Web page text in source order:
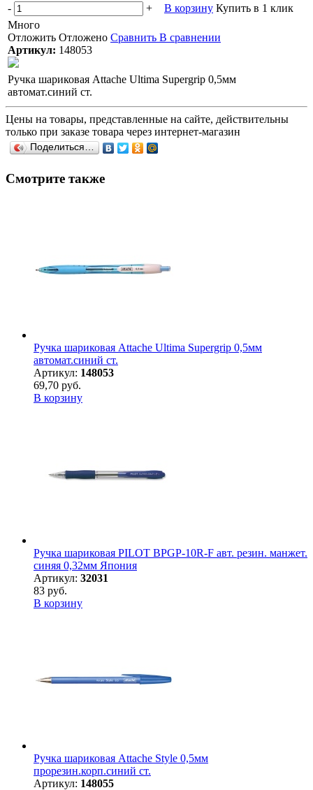
-
+ В корзину Купить в 1 клик
Много
Отложить Отложено Сравнить В сравнении
Артикул: 148053
Ручка шариковая Attache Ultima Supergrip 0,5мм
автомат.синий ст.
Цены на товары, представленные на сайте, действительны
только при заказе товара через интернет-магазин
Поделиться…
Смотрите также
Ручка шариковая Attache Ultima Supergrip 0,5мм
автомат.синий ст.
Артикул: 148053
69,70 руб.
В корзину
Ручка шариковая PILOT BPGP-10R-F авт. резин. манжет.
синяя 0,32мм Япония
Артикул: 32031
83 руб.
В корзину
Ручка шариковая Attache Style 0,5мм
прорезин.корп.синий ст.
Артикул: 148055